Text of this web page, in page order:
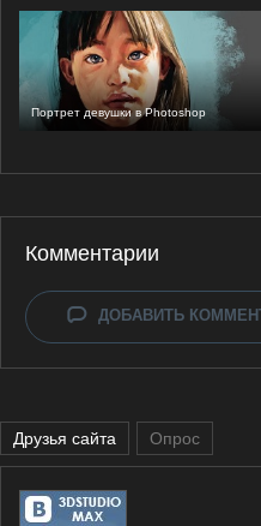
Портрет девушки в Photoshop
Комментарии
ДОБАВИТЬ
Друзья сайта Опрос